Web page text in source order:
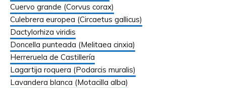
Cuervo grande (Corvus corax)
Culebrera europea (Circaetus gallicus)
Dactylorhiza viridis
Doncella punteada (Melitaea cinxia)
Herreruela de Castillería
Lagartija roquera (Podarcis muralis)
Lavandera blanca (Motacilla alba)